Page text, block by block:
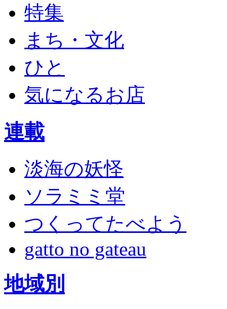
特集
まち・文化
ひと
気になるお店
連載
淡海の妖怪
ソラミミ堂
つくってたべよう
gatto no gateau
地域別